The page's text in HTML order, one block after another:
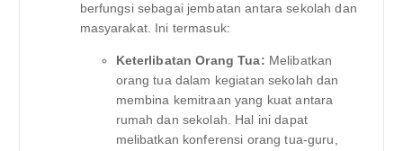
berfungsi sebagai jembatan antara sekolah dan
masyarakat. Ini termasuk:
Keterlibatan Orang Tua: Melibatkan
orang tua dalam kegiatan sekolah dan
membina kemitraan yang kuat antara
rumah dan sekolah. Hal ini dapat
melibatkan konferensi orang tua-guru,